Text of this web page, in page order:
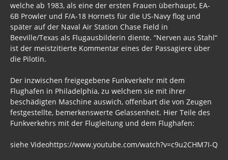
welche ab 1983, als eine der ersten Frauen überhaupt, EA-
6B Prowler und F/A-18 Hornets für die US-Navy flog und
später auf der Naval Air Station Chase Field in
Beeville/Texas als Flugausbilderin diente. “Nerven aus Stahl“
ist der meistzitierte Kommentar eines der Passagiere über
die Pilotin.
Der inzwischen freigegebene Funkverkehr mit dem
Flughafen in Philadelphia, zu welchem sie mit ihrer
beschädigten Maschine auswich, offenbart die von Zeugen
festgestellte, bemerkenswerte Gelassenheit. Hier Teile des
Funkverkehrs mit der Flugleitung und dem Flughafen:
siehe Videohttps://www.youtube.com/watch?v=c9u2CHM7I-Q